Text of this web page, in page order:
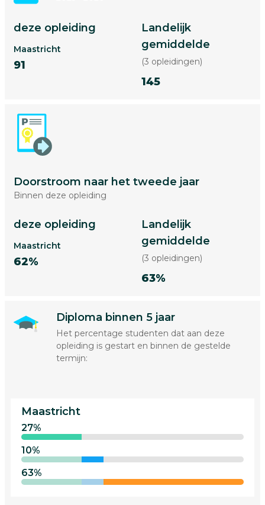
deze opleiding
Maastricht
91
Landelijk
gemiddelde
(3 opleidingen)
145
Doorstroom naar het tweede jaar
Binnen deze opleiding
deze opleiding
Maastricht
62%
Landelijk
gemiddelde
(3 opleidingen)
63%
Diploma binnen 5 jaar
Het percentage studenten dat aan deze
opleiding is gestart en binnen de gestelde
termijn:
Maastricht
27%
10%
63%